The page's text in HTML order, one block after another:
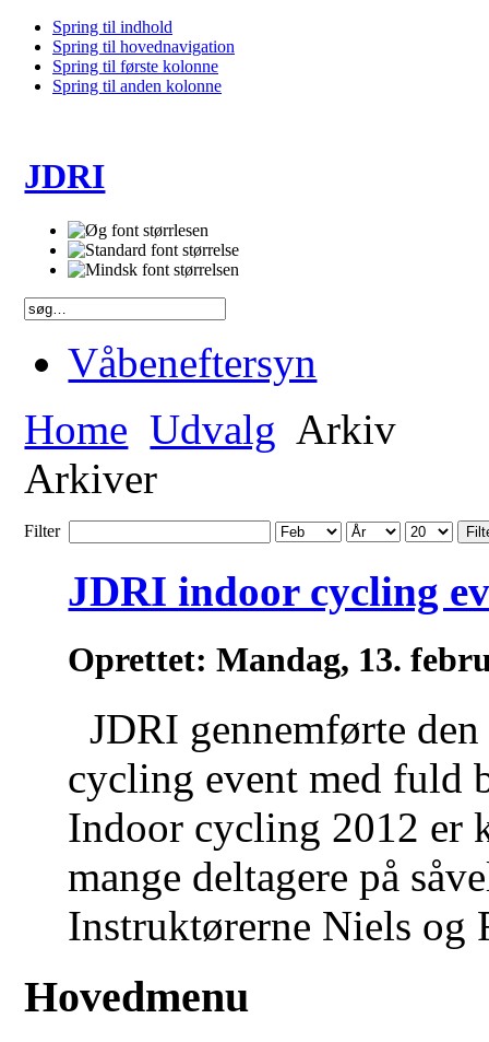
Spring til indhold
Spring til hovednavigation
Spring til første kolonne
Spring til anden kolonne
JDRI
Våbeneftersyn
Home Udvalg Arkiv
Arkiver
Filter
JDRI indoor cycling
Oprettet: Mandag, 13.
JDRI gennemførte
cycling event med fuld
Indoor cycling 2012 er
mange deltagere på
Instruktørerne Niels og
Hovedmenu